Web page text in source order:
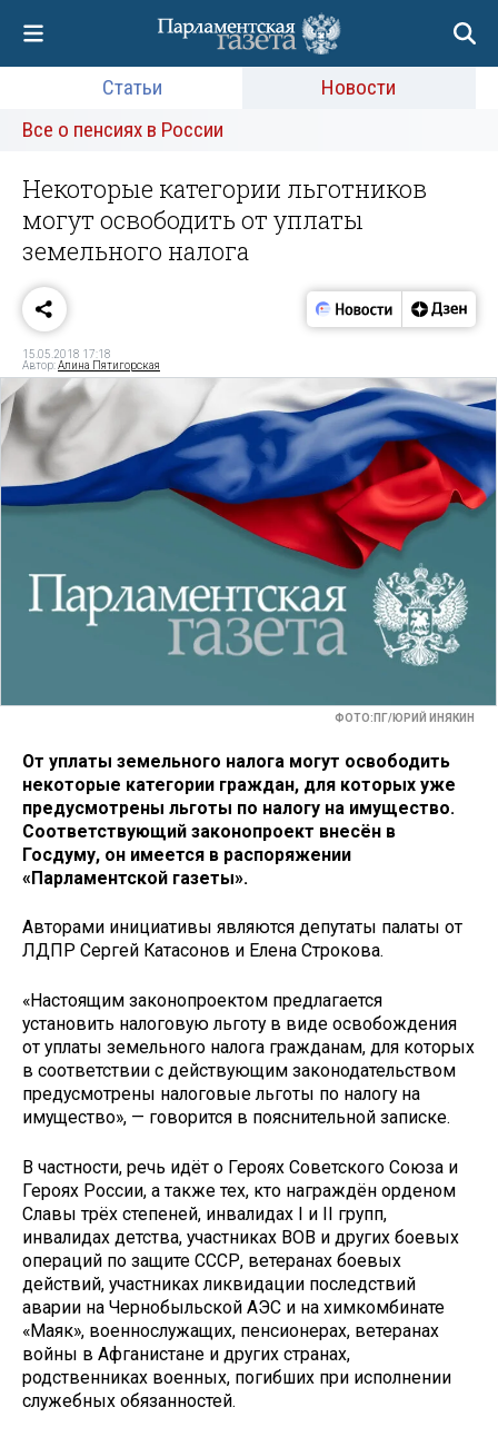
Статьи
Новости
Все о пенсиях в России
Некоторые категории льготников
могут освободить от уплаты
земельного налога
15.05.2018 17:18
Автор:Алина Пятигорская
ФОТО:ПГ/ЮРИЙ ИНЯКИН
От уплаты земельного налога могут освободить
некоторые категории граждан, для которых уже
предусмотрены льготы по налогу на имущество.
Соответствующий законопроект внесён в
Госдуму, он имеется в распоряжении
«Парламентской газеты».
Авторами инициативы являются депутаты палаты от
ЛДПР Сергей Катасонов и Елена Строкова.
«Настоящим законопроектом предлагается
установить налоговую льготу в виде освобождения
от уплаты земельного налога гражданам, для которых
в соответствии с действующим законодательством
предусмотрены налоговые льготы по налогу на
имущество», — говорится в пояснительной записке.
В частности, речь идёт о Героях Советского Союза и
Героях России, а также тех, кто награждён орденом
Славы трёх степеней, инвалидах I и II групп,
инвалидах детства, участниках ВОВ и других боевых
операций по защите СССР, ветеранах боевых
действий, участниках ликвидации последствий
аварии на Чернобыльской АЭС и на химкомбинате
«Маяк», военнослужащих, пенсионерах, ветеранах
войны в Афганистане и других странах,
родственниках военных, погибших при исполнении
служебных обязанностей.